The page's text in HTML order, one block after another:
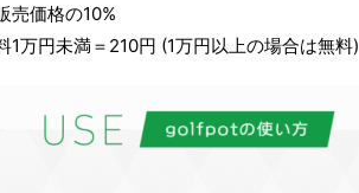
売価格の10%
1万円未満＝210円 (1万円以上の場合は無料)